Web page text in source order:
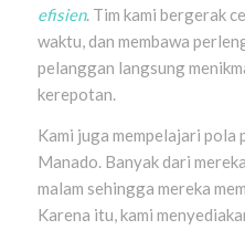
efisien. Tim kami bergerak
waktu, dan membawa
pelanggan langsung
kerepotan.
Kami juga mempelajari pola
Manado. Banyak dari
malam sehingga mereka
Karena itu, kami